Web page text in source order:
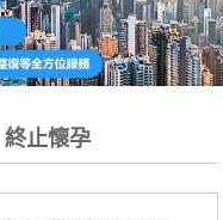
終止懷孕